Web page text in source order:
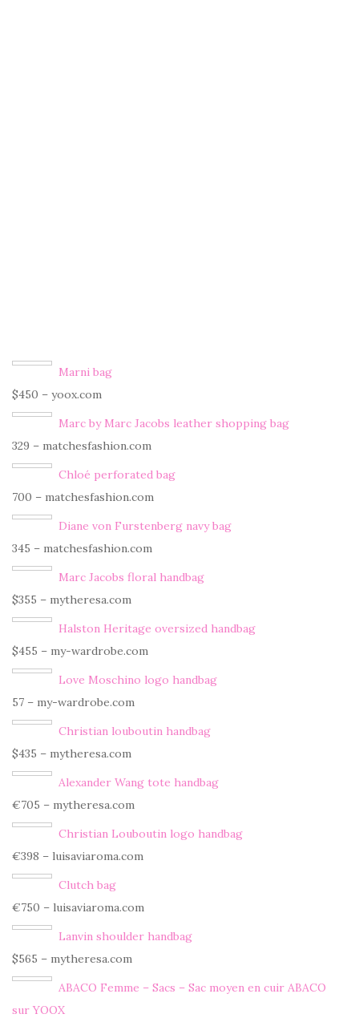
Marni bag
$450 – yoox.com
Marc by Marc Jacobs leather shopping bag
329 – matchesfashion.com
Chloé perforated bag
700 – matchesfashion.com
Diane von Furstenberg navy bag
345 – matchesfashion.com
Marc Jacobs floral handbag
$355 – mytheresa.com
Halston Heritage oversized handbag
$455 – my-wardrobe.com
Love Moschino logo handbag
57 – my-wardrobe.com
Christian louboutin handbag
$435 – mytheresa.com
Alexander Wang tote handbag
€705 – mytheresa.com
Christian Louboutin logo handbag
€398 – luisaviaroma.com
Clutch bag
€750 – luisaviaroma.com
Lanvin shoulder handbag
$565 – mytheresa.com
ABACO Femme – Sacs – Sac moyen en cuir ABACO
sur YOOX